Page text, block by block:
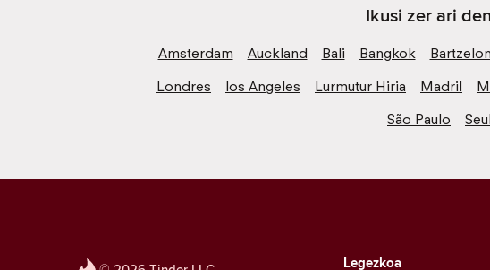
Ikusi zer ari
Amsterdam Auckland Bali Bangkok
Londres
los Angeles Lurmutur Hiria Madril
São Paulo
Seul
Legezkoa